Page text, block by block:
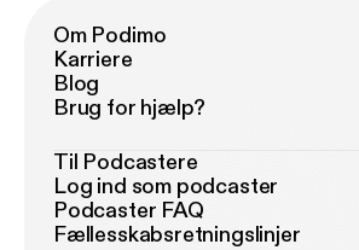
Om Podimo
Karriere
Blog
Brug for hjælp?
Til Podcastere
Log ind som podcaster
Podcaster FAQ
Fællesskabsretningslinjer